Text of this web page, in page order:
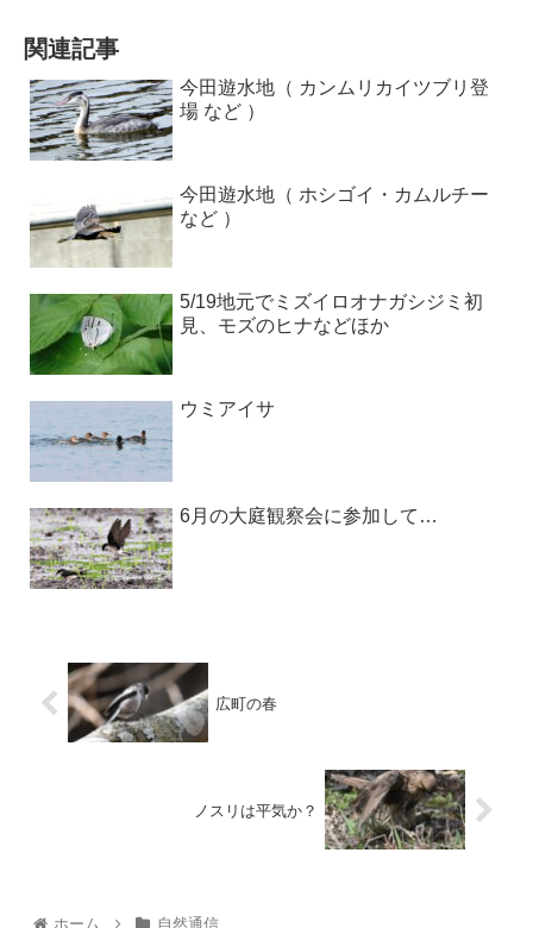
関連記事
今田遊水地（ カンムリカイツブリ登
場 など ）
今田遊水地（ ホシゴイ・カムルチー
など ）
5/19地元でミズイロオナガシジミ初
見、モズのヒナなどほか
ウミアイサ
6月の大庭観察会に参加して…
広町の春
ノスリは平気か？
ホーム 自然通信